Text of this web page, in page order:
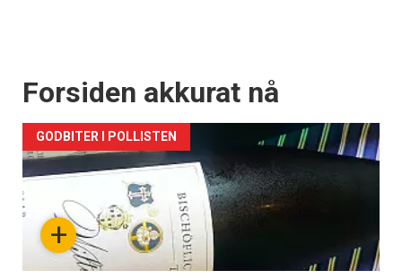
Forsiden akkurat nå
+
GODBITER I POLLISTEN